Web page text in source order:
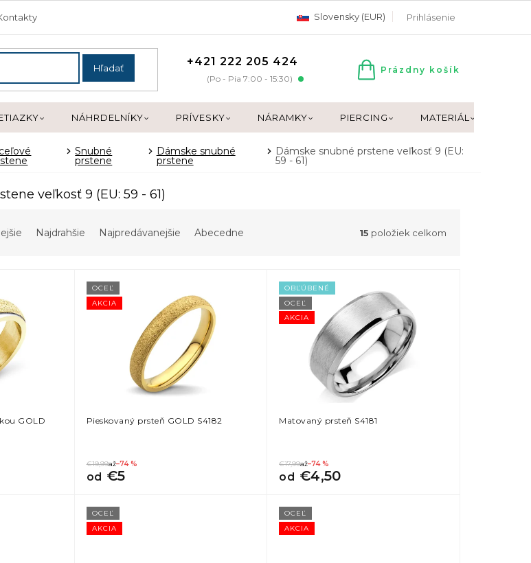
Slovensky (EUR) Prihlásenie
Hľadať +421 222 205 424
(Po - Pia 7:00 - 15:30)
NÁKUPNÝ
Prázdny košík
NÁHRDELNÍKY PRÍVESKY NÁRAMKY PIERCING MATERIÁL
Snubné
prstene
Dámske snubné
prstene
Dámske snubné prstene veľkosť 9 (EU:
59 - 61)
veľkosť 9 (EU: 59 - 61)
Najdrahšie Najpredávanejšie Abecedne 15 položiek celkom
GOLD
AKCIA
OCEĽ
Pieskovaný prsteň GOLD S4182
€19,99až–74 %
od €5
AKCIA
OBĽÚBENÉ
OCEĽ
Matovaný prsteň S4181
€17,99až–74 %
od €4,50
AKCIA
OCEĽ
AKCIA
OCEĽ